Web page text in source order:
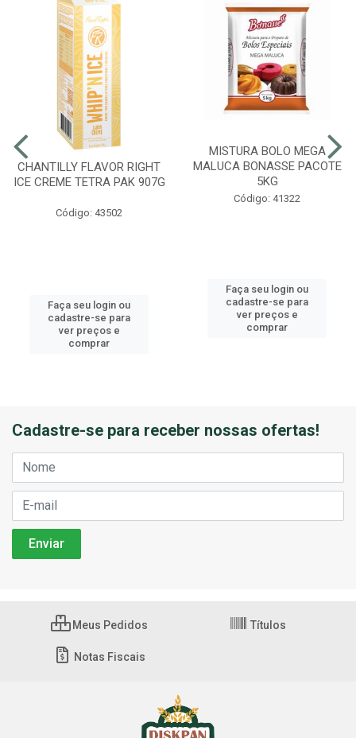
CHANTILLY FLAVOR RIGHT
ICE CREME TETRA PAK 907G
Código: 43502
Faça seu login ou
cadastre-se para
ver preços e
comprar
MISTURA BOLO MEGA
MALUCA BONASSE PACOTE
5KG
Código: 41322
Faça seu login ou
cadastre-se para
ver preços e
comprar
Cadastre-se para receber nossas ofertas!
Meus Pedidos Títulos
Notas Fiscais